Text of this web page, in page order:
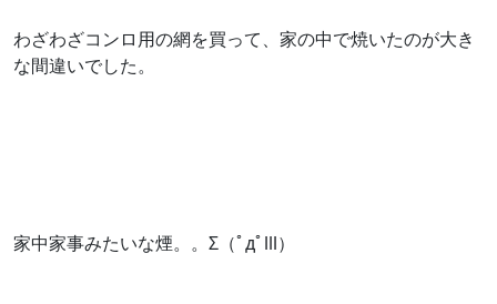
わざわざコンロ用の網を買って、家の中で焼いたのが大き
な間違いでした。
家中家事みたいな煙。。Σ（ﾟдﾟlll）